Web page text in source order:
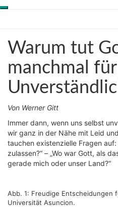
Toggle
Wissenschaft aus
Warum
tut
Gott
manchmal
uns
Unverständliches?
Warum tut
manchmal
Von Werner Gitt
Immer dann, wenn uns selbst
wir ganz in der Nähe mit Leid
tauchen existenzielle Fragen
zulassen?“ – „Wo war Gott, als
gerade mich oder unser Land?“
Abb. 1: Freudige Entscheidungen
Universität Asuncion.